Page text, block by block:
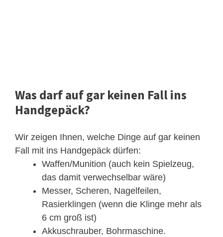
Was darf auf gar keinen Fall ins
Handgepäck?
Wir zeigen Ihnen, welche Dinge auf gar keinen
Fall mit ins Handgepäck dürfen:
Waffen/Munition (auch kein Spielzeug,
das damit verwechselbar wäre)
Messer, Scheren, Nagelfeilen,
Rasierklingen (wenn die Klinge mehr als
6 cm groß ist)
Akkuschrauber, Bohrmaschine.